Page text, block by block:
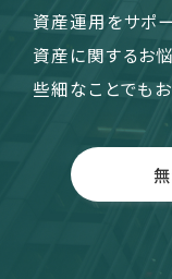
資産運用をサポー
資産に関するお
些細なことでも